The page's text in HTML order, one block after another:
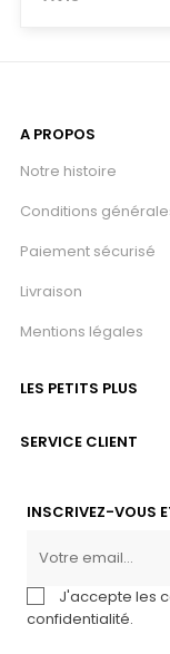
A PROPOS
Notre histoire
Conditions
Paiement sécurisé
Livraison
Mentions légales
LES PETITS PLUS
SERVICE CLIENT
INSCRIVEZ-VOUS
J'accepte les
confidentialité.